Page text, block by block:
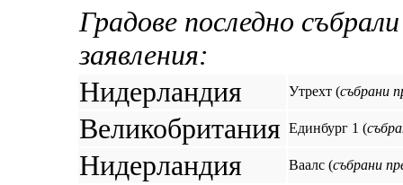
Градове последно
заявления:
Нидерландия
Утрехт (събрани
Великобритания Единбург 1 (
Нидерландия Ваалс (събрани